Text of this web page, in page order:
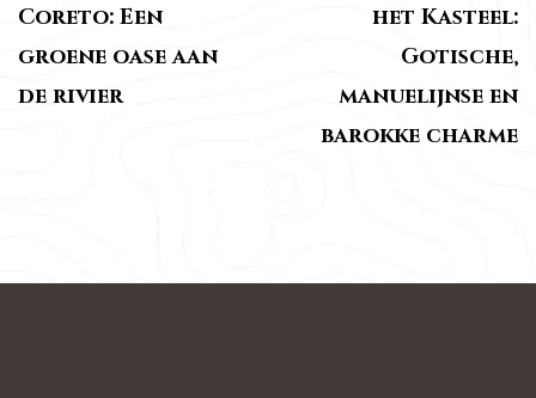
Coreto: Een
groene oase aan
de rivier
het Kasteel:
Gotische,
manuelijnse en
barokke charme